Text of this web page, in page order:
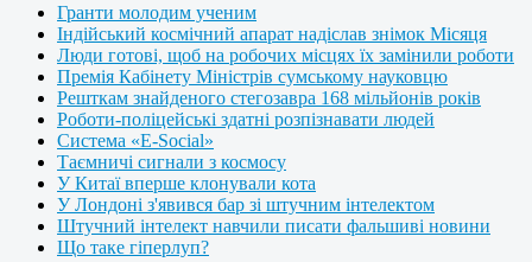
Гранти молодим ученим
Індійський космічний апарат надіслав знімок Місяця
Люди готові, щоб на робочих місцях їх замінили роботи
Премія Кабінету Міністрів сумському науковцю
Решткам знайденого стегозавра 168 мільйонів років
Роботи-поліцейські здатні розпізнавати людей
Система «E-Social»
Таємничі сигнали з космосу
У Китаї вперше клонували кота
У Лондоні з'явився бар зі штучним інтелектом
Штучний інтелект навчили писати фальшиві новини
Що таке гіперлуп?